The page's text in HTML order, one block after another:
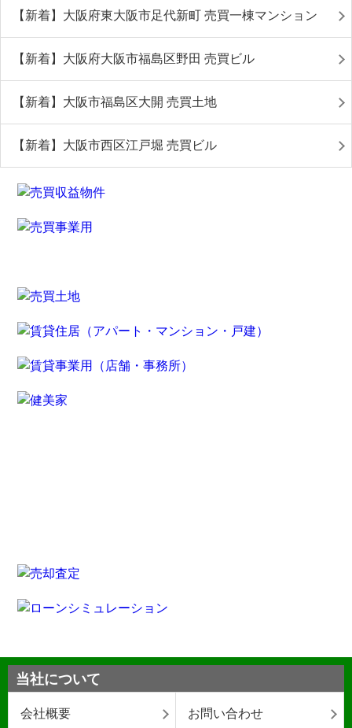
【新着】大阪府東大阪市足代新町 売買一棟マンション
【新着】大阪府大阪市福島区野田 売買ビル
【新着】大阪市福島区大開 売買土地
【新着】大阪市西区江戸堀 売買ビル
当社について
会社概要 お問い合わせ